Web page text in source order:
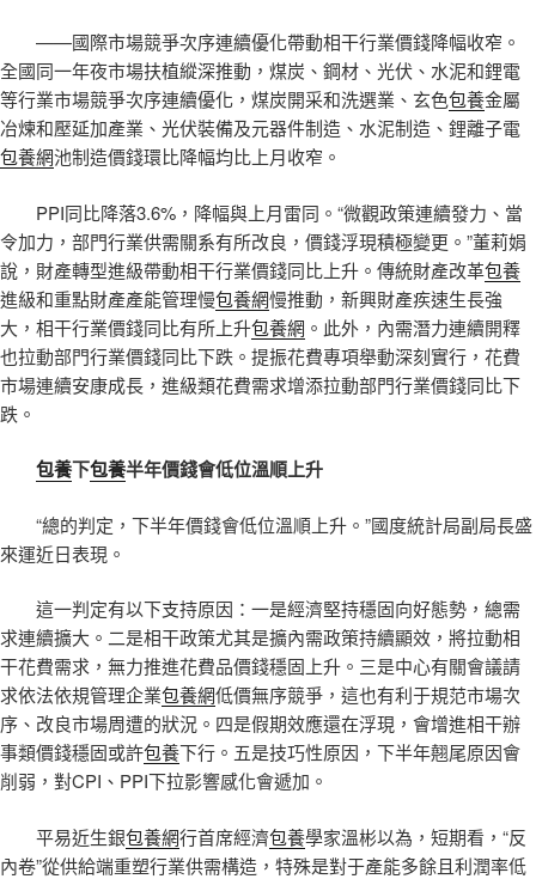
——國際市場競爭次序連續優化帶動相干行業價錢降幅收窄。
全國同一年夜市場扶植縱深推動，煤炭、鋼材、光伏、水泥和鋰電
等行業市場競爭次序連續優化，煤炭開采和洗選業、玄色包養金屬
冶煉和壓延加產業、光伏裝備及元器件制造、水泥制造、鋰離子電
包養網池制造價錢環比降幅均比上月收窄。
PPI同比降落3.6%，降幅與上月雷同。“微觀政策連續發力、當
令加力，部門行業供需關系有所改良，價錢浮現積極變更。”董莉娟
說，財產轉型進級帶動相干行業價錢同比上升。傳統財產改革包養
進級和重點財產產能管理慢包養網慢推動，新興財產疾速生長強
大，相干行業價錢同比有所上升包養網 。此外，內需潛力連續開釋
也拉動部門行業價錢同比下跌。提振花費專項舉動深刻實行，花費
市場連續安康成長，進級類花費需求增添拉動部門行業價錢同比下
跌。
包養下包養半年價錢會低位溫順上升
“總的判定，下半年價錢會低位溫順上升。”國度統計局副局長盛
來運近日表現。
這一判定有以下支持原因：一是經濟堅持穩固向好態勢，總需
求連續擴大。二是相干政策尤其是擴內需政策持續顯效，將拉動相
干花費需求，無力推進花費品價錢穩固上升。三是中心有關會議請
求依法依規管理企業包養網低價無序競爭，這也有利于規范市場次
序、改良市場周遭的狀況。四是假期效應還在浮現，會增進相干辦
事類價錢穩固或許包養下行。五是技巧性原因，下半年翹尾原因會
削弱，對CPI、PPI下拉影響感化會遞加。
平易近生銀包養網行首席經濟包養學家溫彬以為，短期看，“反
內卷”從供給端重塑行業供需構造，特殊是對于產能多餘且利潤率低